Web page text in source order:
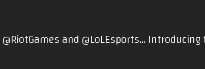
@RiotGamesand @LoLEsports… Introducing